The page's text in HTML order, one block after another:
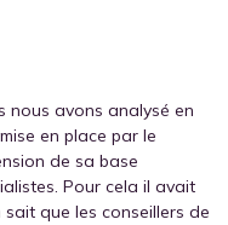
nous avons analysé en
en place par le
de sa base
Pour cela il avait
sait que les conseillers de